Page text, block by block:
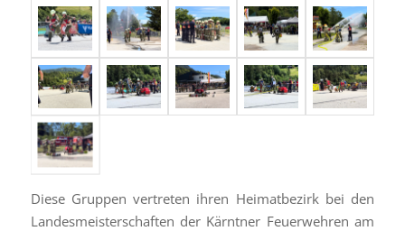
Diese Gruppen vertreten ihren Heimatbezirk bei den
Landesmeisterschaften der Kärntner Feuerwehren am